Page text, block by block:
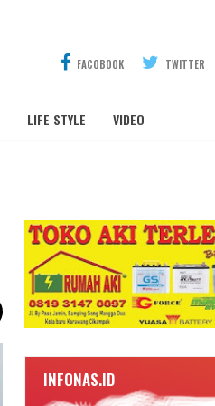
FACOBOOK TWITTER
LIFE STYLE VIDEO
INFONAS.ID